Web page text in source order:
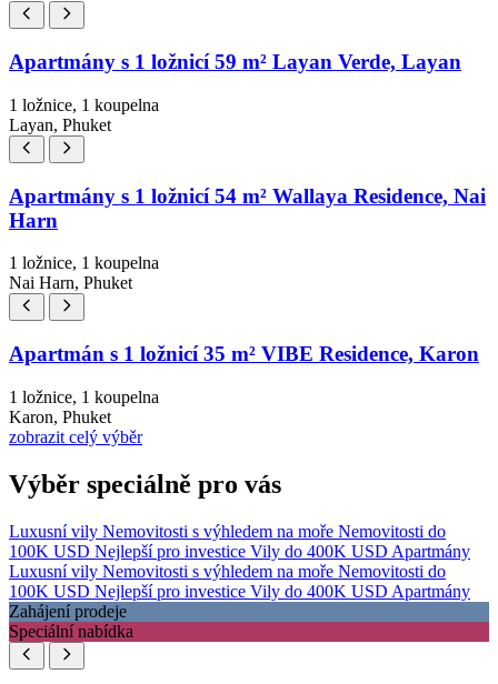
Apartmány s 1 ložnicí 59 m² Layan Verde, Layan
1 ložnice, 1 koupelna
Layan, Phuket
Apartmány s 1 ložnicí 54 m² Wallaya Residence, Nai
Harn
1 ložnice, 1 koupelna
Nai Harn, Phuket
Apartmán s 1 ložnicí 35 m² VIBE Residence, Karon
1 ložnice, 1 koupelna
Karon, Phuket
zobrazit celý výběr
Výběr speciálně pro vás
Luxusní vily Nemovitosti s výhledem na moře Nemovitosti do
100K USD Nejlepší pro investice Vily do 400K USD Apartmány
Luxusní vily Nemovitosti s výhledem na moře Nemovitosti do
100K USD Nejlepší pro investice Vily do 400K USD Apartmány
Zahájení prodeje
Speciální nabídka